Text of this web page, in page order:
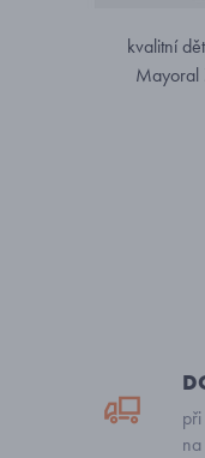
kvalitní
Mayoral